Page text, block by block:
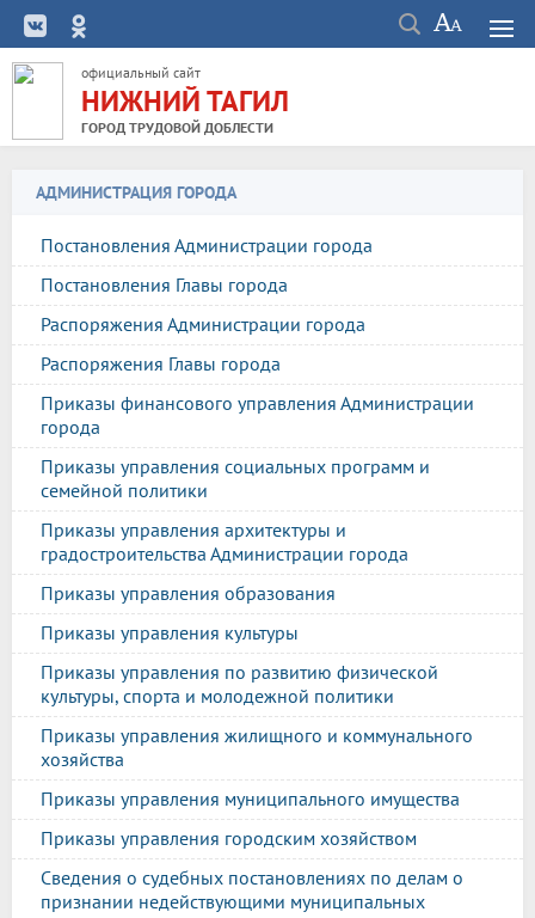
официальный сайт
НИЖНИЙ ТАГИЛ
ГОРОД ТРУДОВОЙ ДОБЛЕСТИ
АДМИНИСТРАЦИЯ ГОРОДА
Постановления Администрации города
Постановления Главы города
Распоряжения Администрации города
Распоряжения Главы города
Приказы финансового управления Администрации
города
Приказы управления социальных программ и
семейной политики
Приказы управления архитектуры и
градостроительства Администрации города
Приказы управления образования
Приказы управления культуры
Приказы управления по развитию физической
культуры, спорта и молодежной политики
Приказы управления жилищного и коммунального
хозяйства
Приказы управления муниципального имущества
Приказы управления городским хозяйством
Сведения о судебных постановлениях по делам о
признании недействующими муниципальных